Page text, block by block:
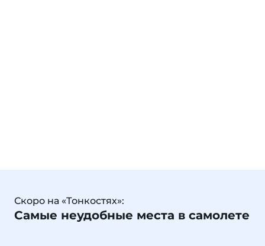
Скоро на «Тонкостях»:
Самые неудобные места в самолете